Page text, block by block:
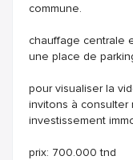
commune.
chauffage centrale
une place de
pour visualiser la
invitons à
investissement
prix: 700.000 tnd